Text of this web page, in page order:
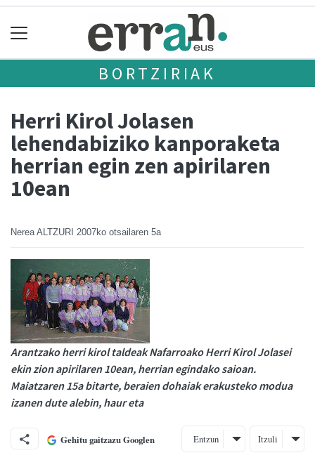
BORTZIRIAK
Herri Kirol Jolasen
lehendabiziko kanporaketa
herrian egin zen apirilaren
10ean
Nerea ALTZURI 2007ko otsailaren 5a
Arantzako herri kirol taldeak Nafarroako Herri Kirol Jolasei
ekin zion apirilaren 10ean, herrian egindako saioan.
Maiatzaren 15a bitarte, beraien dohaiak erakusteko modua
izanen dute alebin, haur eta
Gehitu gaitzazu Googlen Entzun Itzuli